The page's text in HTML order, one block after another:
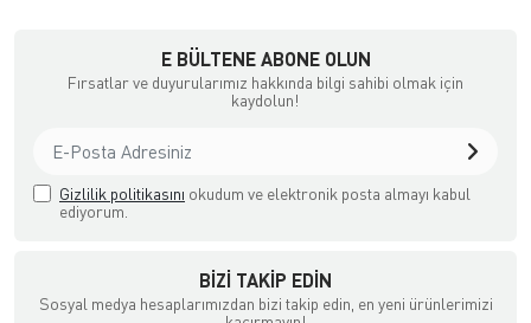
E BÜLTENE ABONE OLUN
Fırsatlar ve duyurularımız hakkında bilgi sahibi olmak için
kaydolun!
Gizlilik politikasını okudum ve elektronik posta almayı kabul
ediyorum.
BIZI TAKIP EDIN
Sosyal medya hesaplarımızdan bizi takip edin, en yeni ürünlerimizi